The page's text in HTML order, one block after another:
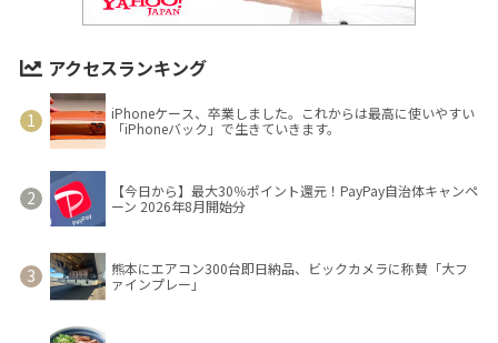
アクセスランキング
iPhoneケース、卒業しました。これからは最高に使いやすい
「iPhoneバック」で生きていきます。
【今日から】最大30％ポイント還元！PayPay自治体キャンペ
ーン 2026年8月開始分
熊本にエアコン300台即日納品、ビックカメラに称賛「大フ
ァインプレー」